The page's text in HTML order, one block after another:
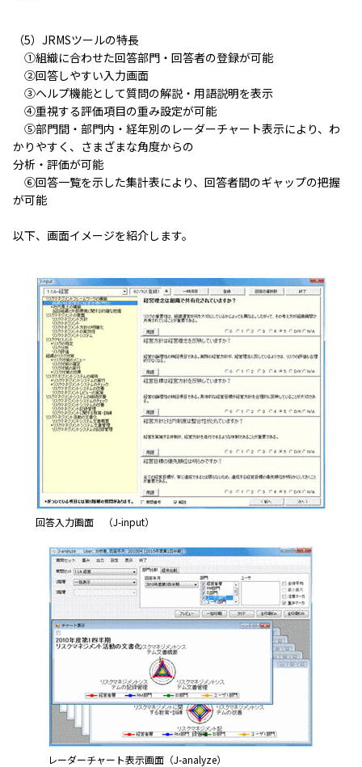
（5）JRMSツールの特長
①組織に合わせた回答部門・回答者の登録が可能
②回答しやすい入力画面
③ヘルプ機能として質問の解説・用語説明を表示
④重視する評価項目の重み設定が可能
⑤部門間・部門内・経年別のレーダーチャート表示により、わ
かりやすく、さまざまな角度からの
分析・評価が可能
⑥回答一覧を示した集計表により、回答者間のギャップの把握
が可能
以下、画面イメージを紹介します。
回答入力画面 （J-input）
レーダーチャート表示画面（J-analyze）